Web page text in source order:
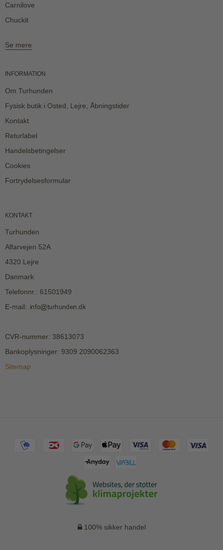
Carnilove
Chuckit
Se mere
INFORMATION
Om Turhunden
Fysisk butik i Osted, Lejre, Åbningstider
Kontakt
Returlabel
Handelsbetingelser
Cookies
Fortrydelsesformular
KONTAKT
Turhunden
Alfarvejen 52A
4320 Lejre
Danmark
Telefonnr.: 61501949
E-mail:
CVR-nummer: 38613073
Bankoplysninger: 9309 2090062363
Sitemap
100% sikker handel